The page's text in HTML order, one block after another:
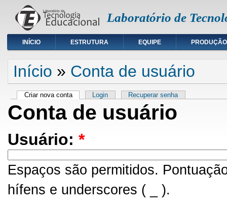
Laboratório de
INÍCIO ESTRUTURA EQUIPE PRODUÇÃO
Início » Conta de usuário
Criar nova conta Login Recuperar senha
Conta de usuário
Usuário: *
Espaços são permitidos.
hífens e underscores ( _ ).